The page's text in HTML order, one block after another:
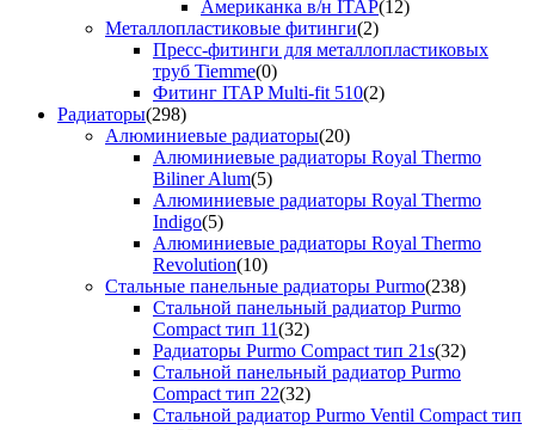
Американка в/н ITAP(12)
Металлопластиковые фитинги(2)
Пресс-фитинги для металлопластиковых
труб Tiemme(0)
Фитинг ITAP Multi-fit 510(2)
Радиаторы(298)
Алюминиевые радиаторы(20)
Алюминиевые радиаторы Royal Thermo
Biliner Alum(5)
Алюминиевые радиаторы Royal Thermo
Indigo(5)
Алюминиевые радиаторы Royal Thermo
Revolution(10)
Стальные панельные радиаторы Purmo(238)
Стальной панельный радиатор Purmo
Compact тип 11(32)
Радиаторы Purmo Compact тип 21s(32)
Стальной панельный радиатор Purmo
Compact тип 22(32)
Стальной радиатор Purmo Ventil Compact тип